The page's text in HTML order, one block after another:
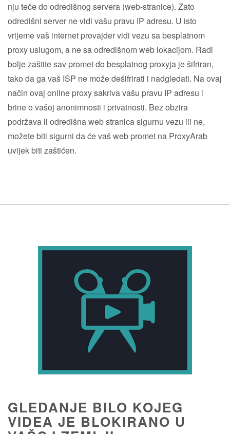
nju teče do odredišnog servera (web-stranice). Zato
odredišni server ne vidi vašu pravu IP adresu. U isto
vrijeme vaš internet provajder vidi vezu sa besplatnom
proxy uslugom, a ne sa odredišnom web lokacijom. Radi
bolje zaštite sav promet do besplatnog proxyja je šifriran,
tako da ga vaš ISP ne može dešifrirati i nadgledati. Na ovaj
način ovaj online proxy sakriva vašu pravu IP adresu i
brine o vašoj anonimnosti i privatnosti. Bez obzira
podržava li odredišna web stranica sigurnu vezu ili ne,
možete biti sigurni da će vaš web promet na ProxyArab
uvijek biti zaštićen.
GLEDANJE BILO KOJEG
VIDEA JE BLOKIRANO U